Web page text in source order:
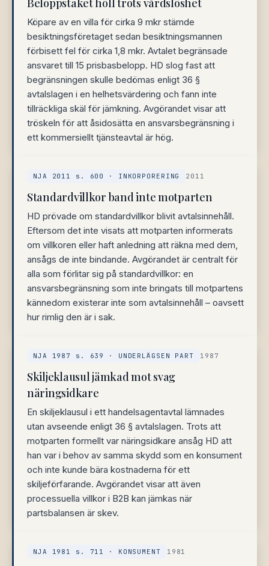
Beloppstaket höll trots vårdslöshet
Köpare av en villa för cirka 9 mkr stämde
besiktningsföretaget sedan besiktningsmannen
förbisett fel för cirka 1,8 mkr. Avtalet begränsade
ansvaret till 15 prisbasbelopp. HD slog fast att
begränsningen skulle bedömas enligt 36 §
avtalslagen i en helhetsvärdering och fann inte
tillräckliga skäl för jämkning. Avgörandet visar att
tröskeln för att åsidosätta en ansvarsbegränsning i
ett kommersiellt tjänsteavtal är hög.
NJA 2011 s. 600 · INKORPORERING 2011
Standardvillkor band inte motparten
HD prövade om standardvillkor blivit avtalsinnehåll.
Eftersom det inte visats att motparten informerats
om villkoren eller haft anledning att räkna med dem,
ansågs de inte bindande. Avgörandet är centralt för
alla som förlitar sig på standardvillkor: en
ansvarsbegränsning som inte bringats till motpartens
kännedom existerar inte som avtalsinnehåll – oavsett
hur rimlig den är i sak.
NJA 1987 s. 639 · UNDERLÄGSEN PART 1987
Skiljeklausul jämkad mot svag
näringsidkare
En skiljeklausul i ett handelsagentavtal lämnades
utan avseende enligt 36 § avtalslagen. Trots att
motparten formellt var näringsidkare ansåg HD att
han var i behov av samma skydd som en konsument
och inte kunde bära kostnaderna för ett
skiljeförfarande. Avgörandet visar att även
processuella villkor i B2B kan jämkas när
partsbalansen är skev.
NJA 1981 s. 711 · KONSUMENT 1981